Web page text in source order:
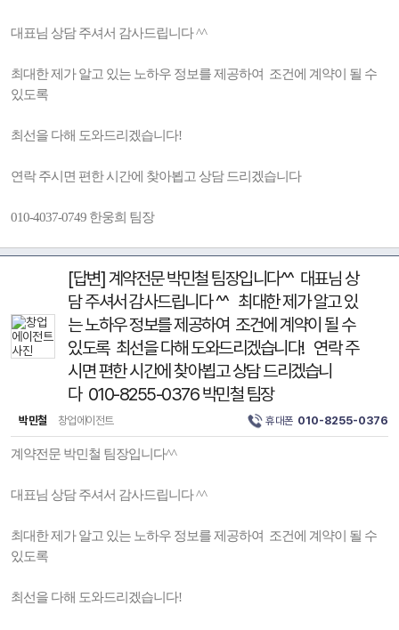
대표님 상담 주셔서 감사드립니다 ^^
최대한 제가 알고 있는 노하우 정보를 제공하여 조건에 계약이 될 수
있도록
최선을 다해 도와드리겠습니다!
연락 주시면 편한 시간에 찾아뵙고 상담 드리겠습니다
010-4037-0749 한웅희 팀장
[답변] 계약전문 박민철 팀장입니다^^ 대표님 상
담 주셔서 감사드립니다 ^^ 최대한 제가 알고 있
는 노하우 정보를 제공하여 조건에 계약이 될 수
있도록 최선을 다해 도와드리겠습니다! 연락 주
시면 편한 시간에 찾아뵙고 상담 드리겠습니
다 010-8255-0376 박민철 팀장
박민철 창업에이전트 휴대폰 010-8255-0376
계약전문 박민철 팀장입니다^^
대표님 상담 주셔서 감사드립니다 ^^
최대한 제가 알고 있는 노하우 정보를 제공하여 조건에 계약이 될 수
있도록
최선을 다해 도와드리겠습니다!